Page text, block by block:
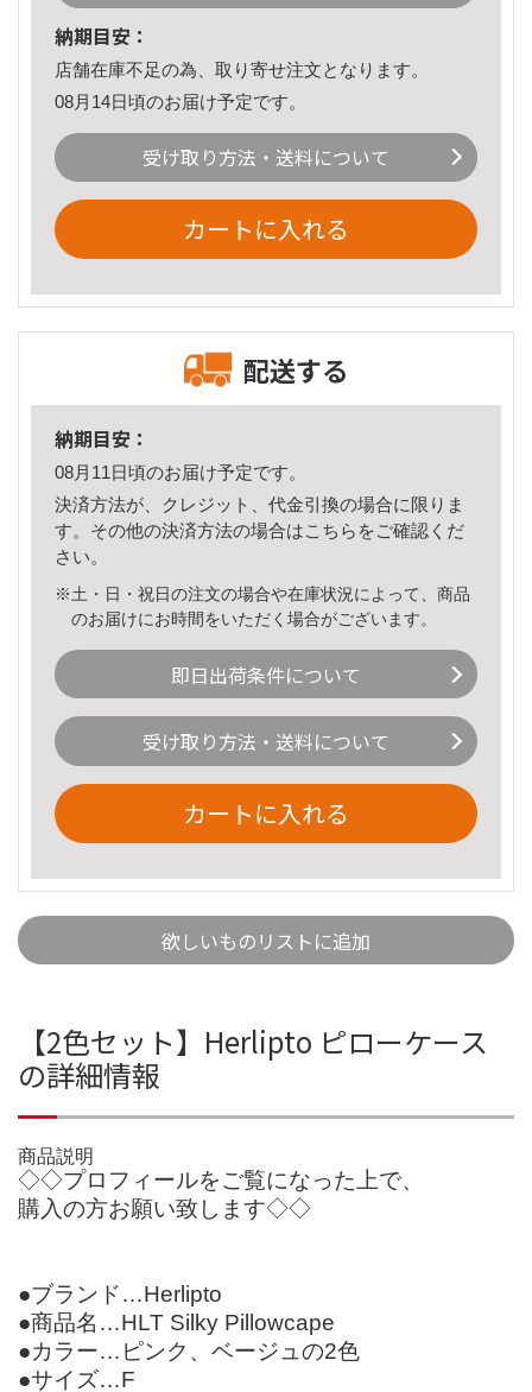
納期目安：
店舗在庫不足の為、取り寄せ注文となります。
08月14日頃のお届け予定です。
受け取り方法・送料について
カートに入れる
配送する
納期目安：
08月11日頃のお届け予定です。
決済方法が、クレジット、代金引換の場合に限りま
す。その他の決済方法の場合はこちら をご確認くだ
さい。
※土・日・祝日の注文の場合や在庫状況によって、商品
のお届けにお時間をいただく場合がございます。
即日出荷条件について
受け取り方法・送料について
カートに入れる
欲しいものリストに追加
【2色セット】Herlipto ピローケース
の詳細情報
商品説明
◇◇プロフィールをご覧になった上で、
購入の方お願い致します◇◇
●ブランド…Herlipto
●商品名…HLT Silky Pillowcape
●カラー…ピンク、ベージュの2色
●サイズ…F